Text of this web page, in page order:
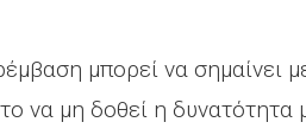
μπορεί να σημαίνει
να μη δοθεί η δυνατότητα